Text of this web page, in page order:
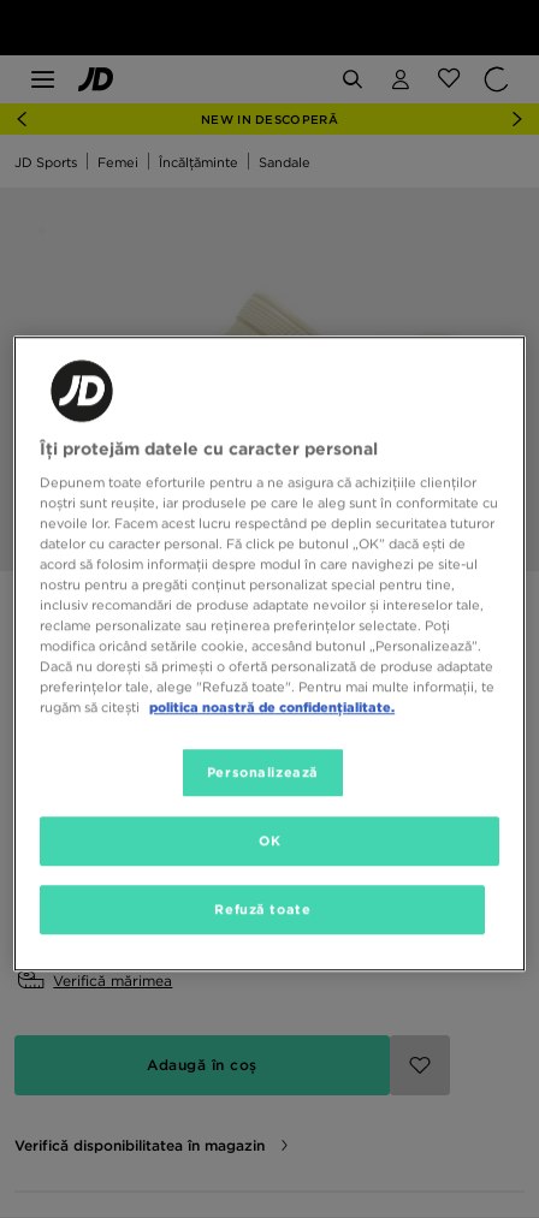
NEW IN DESCOPERĂ
JD Sports Femei Încălțăminte Sandale
CROCS CLASSIC CRUSH CLOG
179,99 RON
38-39
Verifică mărimea
Adaugă în coș
Verifică disponibilitatea în magazin
Îți protejăm datele cu caracter personal
Depunem toate eforturile pentru a ne asigura că achizițiile clienților
noștri sunt reușite, iar produsele pe care le aleg sunt în conformitate cu
nevoile lor. Facem acest lucru respectând pe deplin securitatea tuturor
datelor cu caracter personal. Fă click pe butonul „OK” dacă ești de
acord să folosim informații despre modul în care navighezi pe site-ul
nostru pentru a pregăti conținut personalizat special pentru tine,
inclusiv recomandări de produse adaptate nevoilor și intereselor tale,
reclame personalizate sau reținerea preferințelor selectate. Poți
modifica oricând setările cookie, accesând butonul „Personalizează”.
Dacă nu dorești să primești o ofertă personalizată de produse adaptate
preferințelor tale, alege "Refuză toate". Pentru mai multe informații, te
rugăm să citești
politica noastră de confidențialitate.
Personalizează
Refuză toate
OK